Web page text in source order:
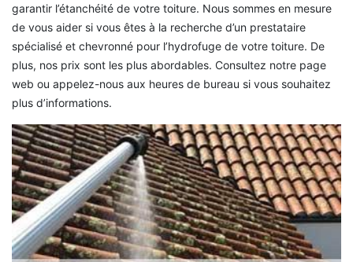
garantir l’étanchéité de votre toiture. Nous sommes en mesure
de vous aider si vous êtes à la recherche d’un prestataire
spécialisé et chevronné pour l’hydrofuge de votre toiture. De
plus, nos prix sont les plus abordables. Consultez notre page
web ou appelez-nous aux heures de bureau si vous souhaitez
plus d’informations.